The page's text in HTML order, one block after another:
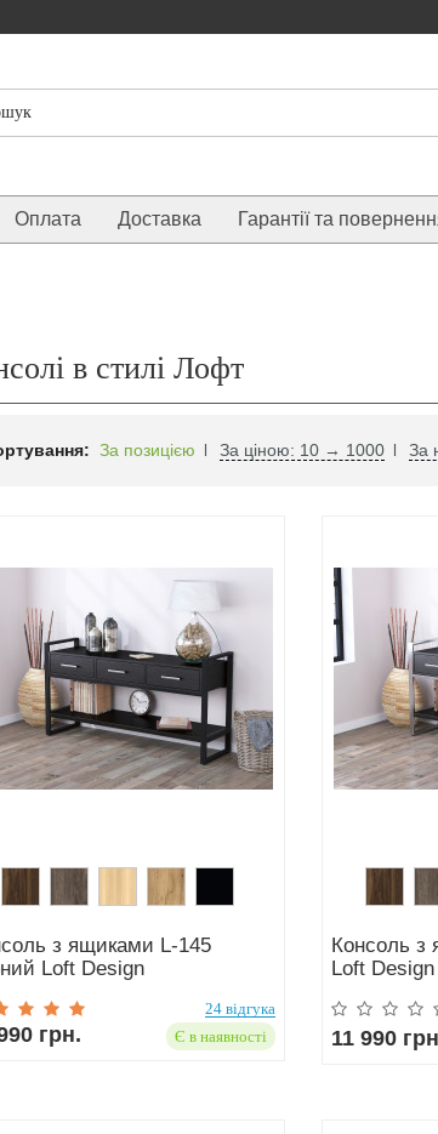
Оплата Доставка Гарантії та
в стилі Лофт
За позицією За ціною: 10 → 1000 За
з ящиками L-145
Loft Design
24 відгука
грн. Є в наявності
Консоль з
Loft Design
11 990